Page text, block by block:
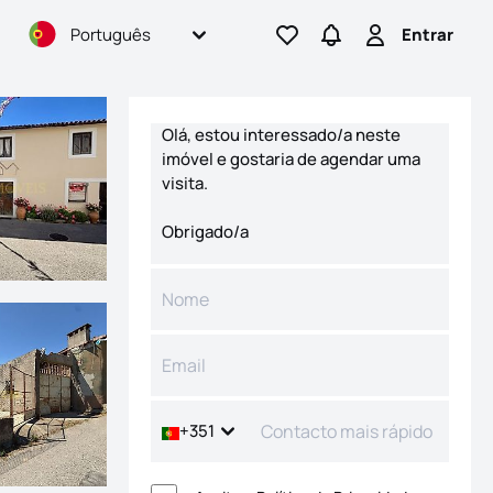
Português Ir para os favoritos
Ir para pesquisas
Entrar
Entrar
+351